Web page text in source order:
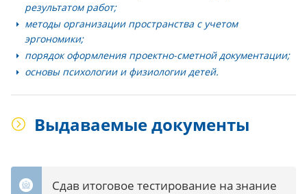
результатом работ;
методы организации пространства с учетом
эргономики;
порядок оформления проектно-сметной документации;
основы психологии и физиологии детей.
Выдаваемые документы
Сдав итоговое тестирование на знание